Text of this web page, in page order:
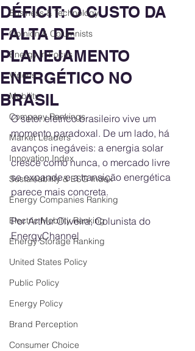
Business & Technology
Opinion & Columnists
Energy in Focus
Videos
Mobility
Company Rankings
Market Leaders
Innovation Index
Sustainability & ESG Index
Energy Companies Ranking
Electric Mobility Ranking
Energy Storage Ranking
United States Policy
Public Policy
Energy Policy
Brand Perception
Consumer Choice
DÉFICIT: O CUSTO DA
FALTA DE
PLANEJAMENTO
ENERGÉTICO NO
BRASIL
O setor elétrico brasileiro vive um
momento paradoxal. De um lado, há
avanços inegáveis: a energia solar
cresce como nunca, o mercado livre
se expande e a transição energética
parece mais concreta.
Por Arthur Oliveira, Colunista do
EnergyChannel